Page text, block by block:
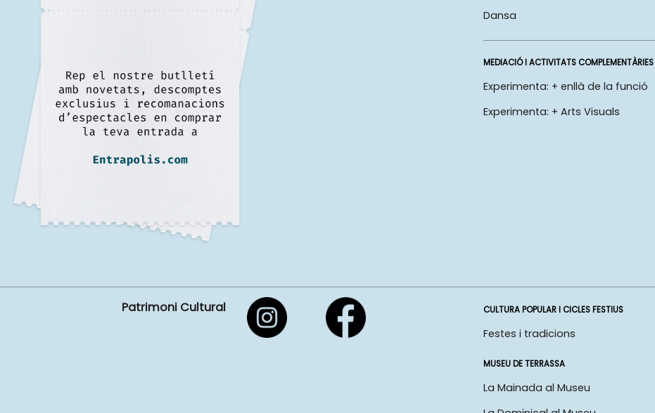
Dansa
MEDIACIÓ I ACTIVITATS COMPLEMENTÀRIES
Experimenta: + enllà de la funció
Experimenta: + Arts Visuals
Patrimoni Cultural CULTURA POPULAR I CICLES FESTIUS
Festes i tradicions
MUSEU DE TERRASSA
La Mainada al Museu